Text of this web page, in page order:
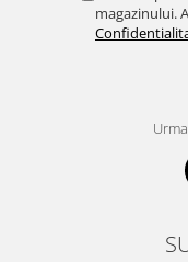
magazinului.